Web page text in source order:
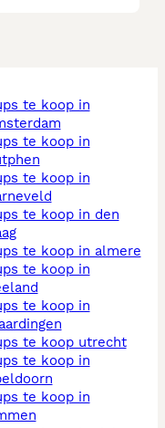
te koop in almere
te koop utrecht